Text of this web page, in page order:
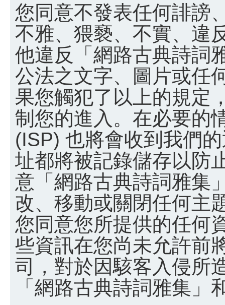
您同意不發表任何誹謗
不雅、猥褻、不實、違
他違反「網路古典詩詞
公法之文字、圖片或任
果您觸犯了以上的規定
制您的進入。在必要的
(ISP) 也將會收到我們
址都將被記錄儲存以防
意「網路古典詩詞雅集
改、移動或關閉任何主
您同意您所提供的任何
些資訊在您尚未允許前
司，對於因駭客入侵所
「網路古典詩詞雅集